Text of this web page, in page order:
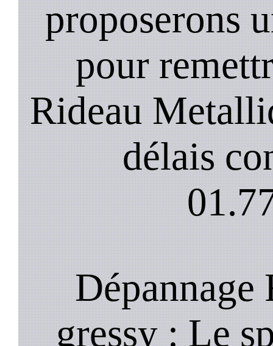
proposerons
pour
Rideau
délais
gressy : Le